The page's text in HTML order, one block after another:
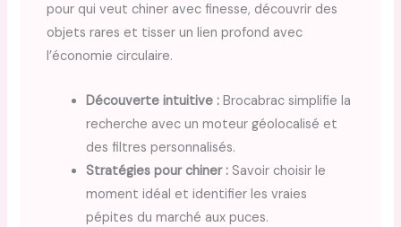
pour qui veut chiner avec finesse, découvrir des
objets rares et tisser un lien profond avec
l’économie circulaire.
Découverte intuitive : Brocabrac simplifie la
recherche avec un moteur géolocalisé et
des filtres personnalisés.
Stratégies pour chiner : Savoir choisir le
moment idéal et identifier les vraies
pépites du marché aux puces.